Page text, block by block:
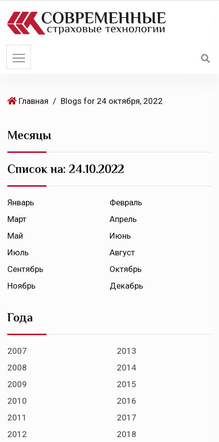
Главная / Blogs for 24 октября, 2022
Месяцы
Список на: 24.10.2022
Январь
Февраль
Март
Апрель
Май
Июнь
Июль
Август
Сентябрь
Октябрь
Ноябрь
Декабрь
Года
2007
2008
2009
2010
2011
2012
2013
2014
2015
2016
2017
2018